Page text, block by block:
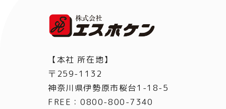
【本社 所在地】
〒259-1132
神奈川県伊勢原市桜台1-18-5
FREE：0800-800-7340